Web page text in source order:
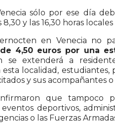
sólo por ese día
y las 16,30 horas
en Venecia no
4,50 euros por una
se extenderá a
esta localidad,
y sus acompañantes
que tampoco
deportivos,
o las Fuerzas